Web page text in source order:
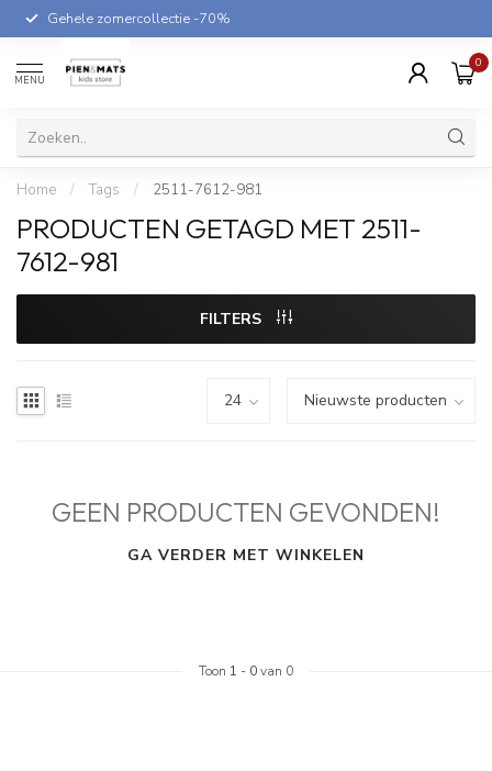
Gehele zomercollectie -70%
MENU
0
Home / Tags / 2511-7612-981
PRODUCTEN GETAGD MET 2511-
7612-981
FILTERS
GEEN PRODUCTEN GEVONDEN!
GA VERDER MET WINKELEN
Toon 1 - 0van 0